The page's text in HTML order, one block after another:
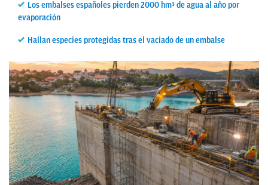
Los embalses españoles pierden 2000 hm³ de agua al año por
evaporación
Hallan especies protegidas tras el vaciado de un embalse